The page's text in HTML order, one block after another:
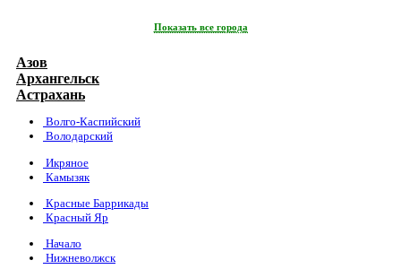
Показать все города
Азов
Архангельск
Астрахань
Волго-Каспийский
Володарский
Икряное
Камызяк
Красные Баррикады
Красный Яр
Начало
Нижневолжск